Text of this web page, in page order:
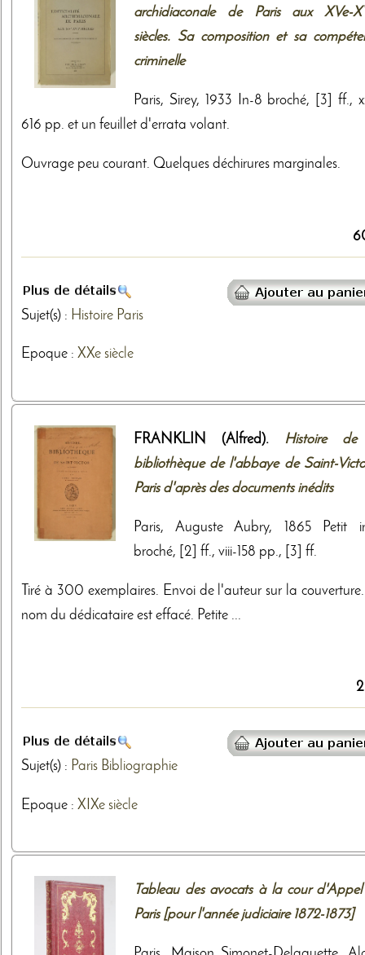
archidiaconale de Paris aux XVe-
siècles. Sa composition et sa
criminelle
Paris, Sirey, 1933 In-8 broché, [3] ff.,
616 pp. et un feuillet d'errata volant.
Ouvrage peu courant. Quelques déchirures marginales.
Sujet(s) : Histoire Paris
Epoque : XXe siècle
FRANKLIN (Alfred). Histoire
bibliothèque de l'abbaye de Saint-
Paris d'après des documents inédits
Paris, Auguste Aubry, 1865 Petit
broché, [2] ff., viii-158 pp., [3] ff.
Tiré à 300 exemplaires. Envoi de l'auteur sur la
nom du dédicataire est effacé. Petite ...
Sujet(s) : Paris Bibliographie
Epoque : XIXe siècle
Tableau des avocats à la cour
Paris [pour l'année judiciaire 1872-1873]